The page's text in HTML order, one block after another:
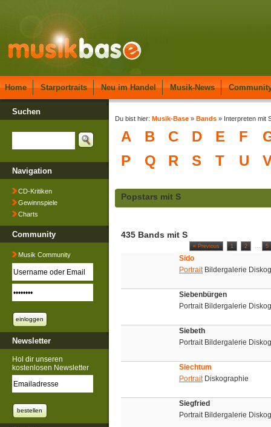
Home Starportraits Neu im Handel Musik-News
Suchen
Navigation
CD-Kritiken
Gewinnspiele
Charts
Community
Musik Community
Newsletter
Hol dir unseren
kostenlosen Newsletter
Du bist hier: Musik-Base » Bands » Interpreten mit
A B C D E F
P
Q R S T U
Popstars mit S
435 Bands mit S
« Previous 1 2 … 5
Sido
PortraitBildergalerie
Siebenbürgen
Portrait Bildergalerie
Siebeth
Portrait Bildergalerie
Siechtum
PortraitDiskographie
Siegfried
Portrait Bildergalerie